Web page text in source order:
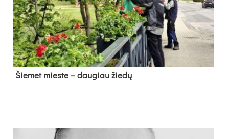
Šie­met mies­te – dau­giau žie­dų